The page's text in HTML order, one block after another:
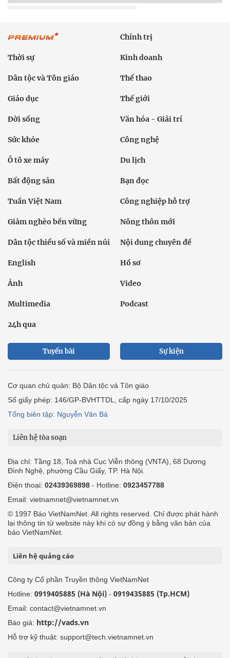
Chính trị
Thời sự Kinh doanh
Dân tộc và Tôn giáo Thể thao
Giáo dục Thế giới
Đời sống Văn hóa - Giải trí
Sức khỏe Công nghệ
Ô tô xe máy Du lịch
Bất động sản Bạn đọc
Tuần Việt Nam Công nghiệp hỗ trợ
Giảm nghèo bền vững Nông thôn mới
Dân tộc thiểu số và miền núi Nội dung chuyên đề
English Hồ sơ
Ảnh Video
Multimedia Podcast
24h qua
Tuyến bài Sự kiện
Cơ quan chủ quản: Bộ Dân tộc và Tôn giáo
Số giấy phép: 146/GP-BVHTTDL, cấp ngày 17/10/2025
Tổng biên tập: Nguyễn Văn Bá
Liên hệ tòa soạn
Địa chỉ: Tầng 18, Toà nhà Cục Viễn thông (VNTA), 68 Dương
Đình Nghệ, phường Cầu Giấy, TP. Hà Nội.
Điện thoại: 02439369898 - Hotline: 0923457788
Email: vietnamnet@vietnamnet.vn
© 1997 Báo VietNamNet. All rights reserved. Chỉ được phát hành
lại thông tin từ website này khi có sự đồng ý bằng văn bản của
báo VietNamNet.
Liên hệ quảng cáo
Công ty Cổ phần Truyền thông VietNamNet
Hotline: 0919405885 (Hà Nội) - 0919435885 (Tp.HCM)
Email: contact@vietnamnet.vn
Báo giá: http://vads.vn
Hỗ trợ kỹ thuật: support@tech.vietnamnet.vn